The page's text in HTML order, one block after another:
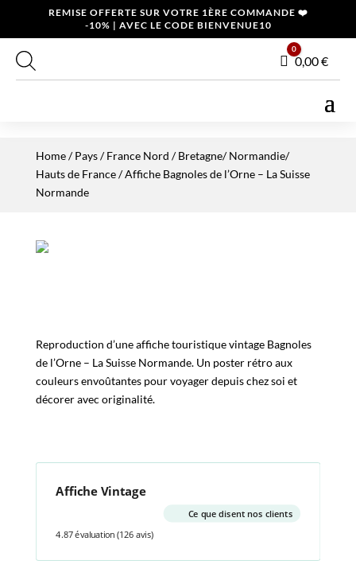
REMISE OFFERTE SUR VOTRE 1ÈRE COMMANDE ❤️
-10% | AVEC LE CODE BIENVENUE10
Panier
0
0,00€
Home/Pays/France Nord /Bretagne/ Normandie/
Hauts de France/ Affiche Bagnoles de l’Orne – La Suisse
Normande
Reproduction d’une affiche touristique vintage Bagnoles
de l’Orne – La Suisse Normande. Un poster rétro aux
couleurs envoûtantes pour voyager depuis chez soi et
décorer avec originalité.
Affiche Vintage
Ce que disent nos clients
4.87 évaluation (126 avis)